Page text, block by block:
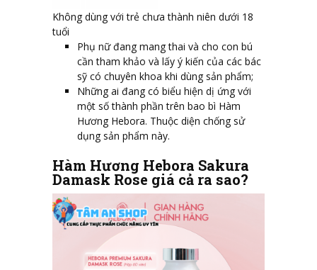
Không dùng với trẻ chưa thành niên dưới 18
tuổi
Phụ nữ đang mang thai và cho con bú
cần tham khảo và lấy ý kiến của các bác
sỹ có chuyên khoa khi dùng sản phẩm;
Những ai đang có biểu hiện dị ứng với
một số thành phần trên bao bì Hàm
Hương Hebora. Thuộc diện chống sử
dụng sản phẩm này.
Hàm Hương Hebora Sakura
Damask Rose giá cả ra sao?